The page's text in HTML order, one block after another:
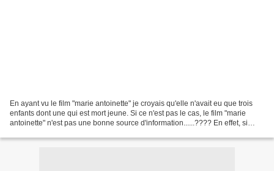
En ayant vu le film "marie antoinette" je croyais qu'elle n'avait eu que trois
enfants dont une qui est mort jeune. Si ce n'est pas le cas, le film "marie
antoinette" n'est pas une bonne source d'information......???? En effet, si